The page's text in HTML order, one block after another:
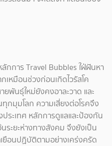
กการ Travel Bubbles ใฝ่ฝันหา
เหมือนช่วงก่อนเกิดไวรัสโค
ยพันธุ์ใหม่ยังคงอาละวาด และ
กมุมโลก ความเสี่ยงต่อโรคจึง
ระเทศ หลักการดูแลและป้องกัน
ระยะห่างทางสังคม จึงยังเป็น
ยือนปฏิบัติตามอย่างเคร่งครัด